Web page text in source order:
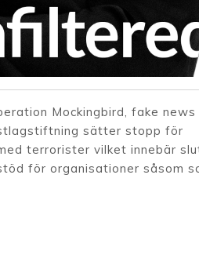
Mockingbird, fake news
sätter stopp för
terrorister vilket innebär
för organisationer såsom